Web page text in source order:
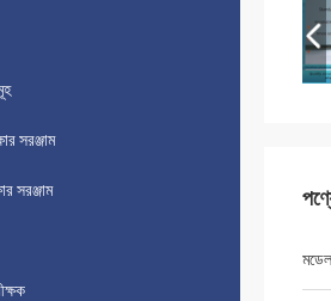
সরঞ্জাম
সরঞ্জাম
মডেল